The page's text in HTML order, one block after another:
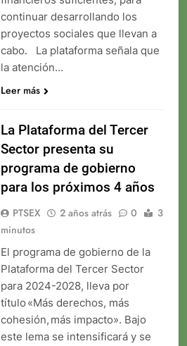
continuar desarrollando los
proyectos sociales que llevan a
cabo. La plataforma señala que
la atención…
Leer más
La Plataforma del Tercer
Sector presenta su
programa de gobierno
para los próximos 4 años
PTSEX 2 años atrás 0
3
minutos
El programa de gobierno de la
Plataforma del Tercer Sector
para 2024-2028, lleva por
título «Más derechos, más
cohesión, más impacto». Bajo
este lema se intensificará y se